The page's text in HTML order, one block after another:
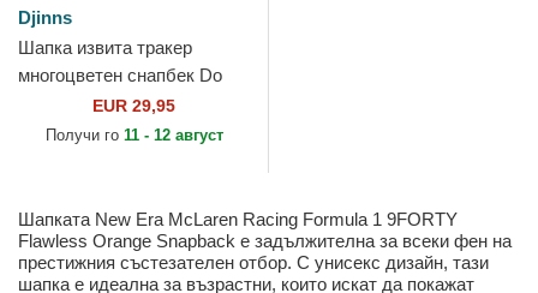
Djinns
Шапка извита тракер
многоцветен снапбек Do
Nothing Club HFT DNC 1.1
от Djinns
EUR 29,95
Получи го 11 - 12 август
Шапката New Era McLaren Racing Formula 1 9FORTY
Flawless Orange Snapback е задължителна за всеки фен на
престижния състезателен отбор. С унисекс дизайн, тази
шапка е идеална за възрастни, които искат да покажат